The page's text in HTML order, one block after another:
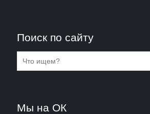
Поиск по сайту
Мы на ОК